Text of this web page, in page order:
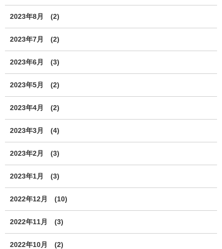
2023年8月 (2)
2023年7月 (2)
2023年6月 (3)
2023年5月 (2)
2023年4月 (2)
2023年3月 (4)
2023年2月 (3)
2023年1月 (3)
2022年12月 (10)
2022年11月 (3)
2022年10月 (2)